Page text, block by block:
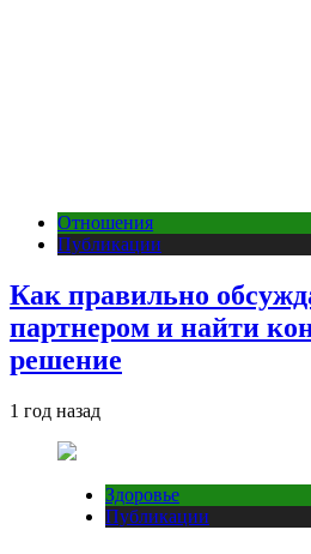
Отношения
Публикации
Как правильно
партнером и найти
решение
1 год назад
Здоровье
Публикации